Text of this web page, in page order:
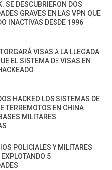
SE DESCUBRIERON DOS
GRAVES EN LAS VPN QUE
INACTIVAS DESDE 1996
VISAS A LA LLEGADA
EL SISTEMA DE VISAS EN
HACKEO LOS SISTEMAS DE
TERREMOTOS EN CHINA
MILITARES
POLICIALES Y MILITARES
5